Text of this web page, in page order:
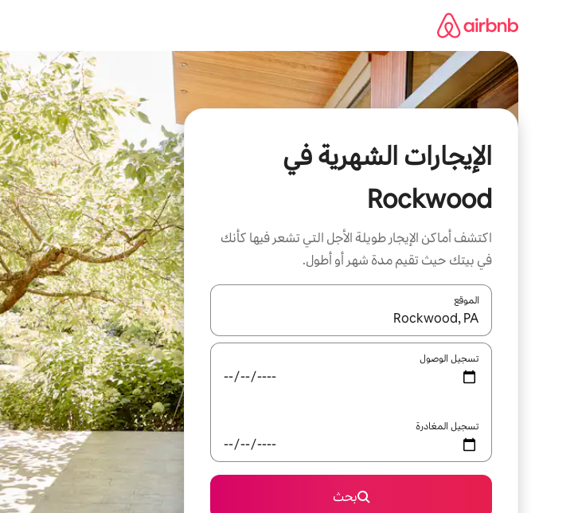
الإيجارات الشهرية في
Rockwood
اكتشف أماكن الإيجار طويلة الأجل التي تشعر فيها كأنك
في بيتك حيث تقيم مدة شهر أو أطول.
الموقع
عند توفر النتائج، انتقل باستخدام السهمين لأعلى ولأسفل أو استكشف عن طريق اللمس أو السحب.
تسجيل الوصول
تسجيل المغادرة
بحث